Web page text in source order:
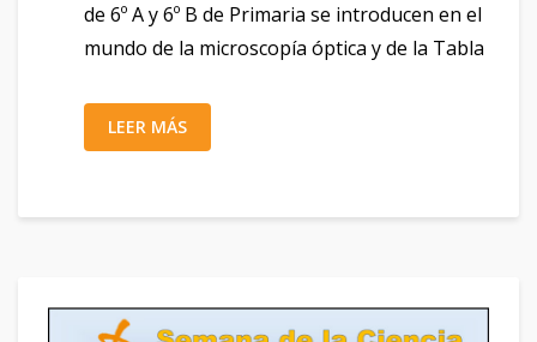
de 6º A y 6º B de Primaria se introducen en el
mundo de la microscopía óptica y de la Tabla
LEER MÁS